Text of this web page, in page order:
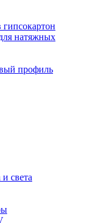
натяжных
профиль
света